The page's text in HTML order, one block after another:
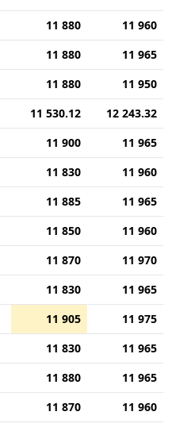
11 880
11 960
11 880
11 965
11 880
11 950
11 530.12
12 243.32
11 900
11 965
11 830
11 960
11 885
11 965
11 850
11 960
11 870
11 970
11 830
11 965
11 905
11 975
11 830
11 965
11 880
11 965
11 870
11 960